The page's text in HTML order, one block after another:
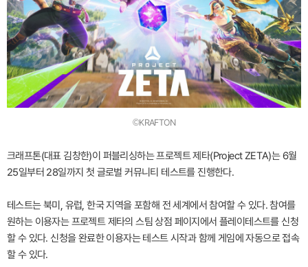
©KRAFTON
크래프톤(대표 김창한)이 퍼블리싱하는 프로젝트 제타(Project ZETA)는 6월
25일부터 28일까지 첫 글로벌 커뮤니티 테스트를 진행한다.
테스트는 북미, 유럽, 한국 지역을 포함해 전 세계에서 참여할 수 있다. 참여를
원하는 이용자는 프로젝트 제타의 스팀 상점 페이지에서 플레이테스트를 신청
할 수 있다. 신청을 완료한 이용자는 테스트 시작과 함께 게임에 자동으로 접속
할 수 있다.